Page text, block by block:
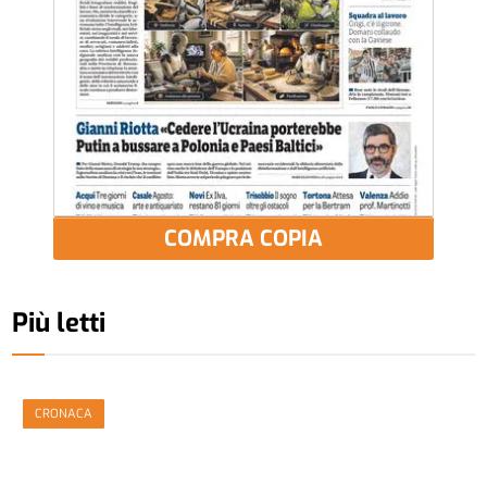
COMPRA COPIA
Più letti
CRONACA